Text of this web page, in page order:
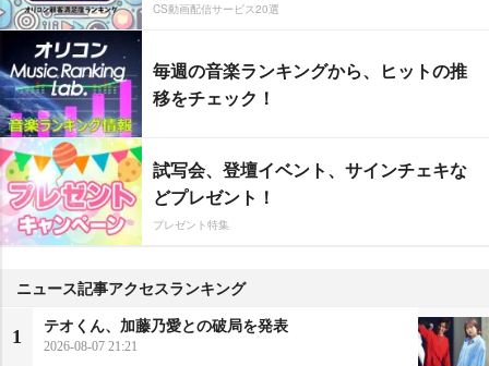
CS動画配信サービス20選
毎週の音楽ランキングから、ヒットの推
移をチェック！
試写会、登壇イベント、サインチェキな
どプレゼント！
プレゼント特集
ニュース記事アクセスランキング
1
テオくん、加藤乃愛との破局を発表
2026-08-07 21:21